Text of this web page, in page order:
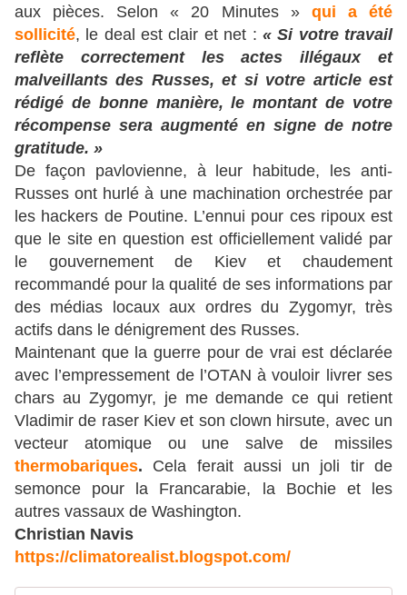
aux pièces. Selon « 20 Minutes » qui a été
sollicité, le deal est clair et net : « Si votre travail
reflète correctement les actes illégaux et
malveillants des Russes, et si votre article est
rédigé de bonne manière, le montant de votre
récompense sera augmenté en signe de notre
gratitude. »
De façon pavlovienne, à leur habitude, les anti-
Russes ont hurlé à une machination orchestrée par
les hackers de Poutine. L’ennui pour ces ripoux est
que le site en question est officiellement validé par
le gouvernement de Kiev et chaudement
recommandé pour la qualité de ses informations par
des médias locaux aux ordres du Zygomyr, très
actifs dans le dénigrement des Russes.
Maintenant que la guerre pour de vrai est déclarée
avec l’empressement de l’OTAN à vouloir livrer ses
chars au Zygomyr, je me demande ce qui retient
Vladimir de raser Kiev et son clown hirsute, avec un
vecteur atomique ou une salve de missiles
thermobariques. Cela ferait aussi un joli tir de
semonce pour la Francarabie, la Bochie et les
autres vassaux de Washington.
Christian Navis
https://climatorealist.blogspot.com/